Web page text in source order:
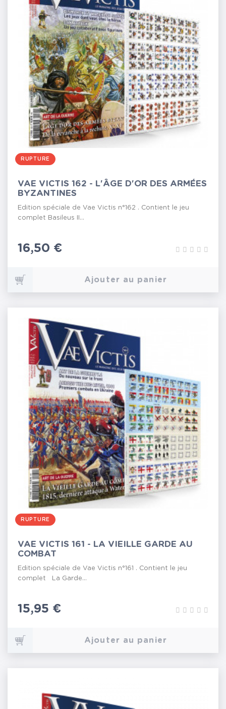
RUPTURE
VAE VICTIS 162 - L'ÂGE D'OR DES ARMÉES
BYZANTINES
Edition spéciale de Vae Victis n°162 . Contient le jeu
complet Basileus II...
Prix
16,50 €
Ajouter au panier
RUPTURE
VAE VICTIS 161 - LA VIEILLE GARDE AU
COMBAT
Edition spéciale de Vae Victis n°161 . Contient le jeu
complet La Garde...
Prix
15,95 €
Ajouter au panier